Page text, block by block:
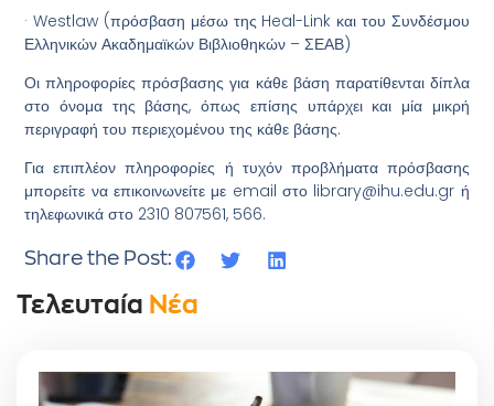
· Westlaw (πρόσβαση μέσω της Heal-Link και του Συνδέσμου
Ελληνικών Ακαδημαϊκών Βιβλιοθηκών – ΣΕΑΒ)
Οι πληροφορίες πρόσβασης για κάθε βάση παρατίθενται δίπλα
στο όνομα της βάσης, όπως επίσης υπάρχει και μία μικρή
περιγραφή του περιεχομένου της κάθε βάσης.
Για επιπλέον πληροφορίες ή τυχόν προβλήματα πρόσβασης
μπορείτε να επικοινωνείτε με email στο library@ihu.edu.gr ή
τηλεφωνικά στο 2310 807561, 566.
Share the Post:
Τελευταία Νέα